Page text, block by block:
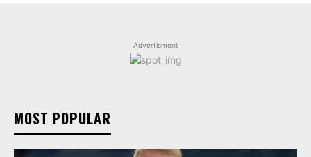
Advertisment
MOST POPULAR